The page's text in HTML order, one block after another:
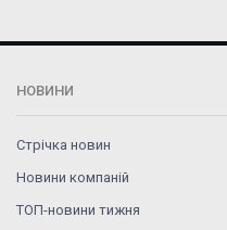
НОВИНИ
Стрічка новин
Новини компаній
ТОП-новини тижня